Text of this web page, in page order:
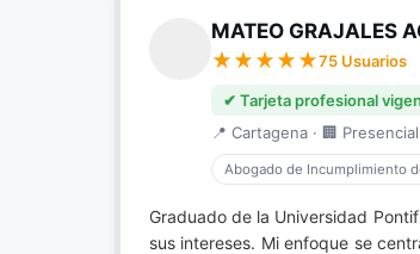
MATEO GRAJALES
75 Usuarios
✔ Tarjeta profesional
📍 Cartagena · 🏢
Abogado de Incumplimiento
Graduado de la Universidad
sus intereses. Mi enfoque se